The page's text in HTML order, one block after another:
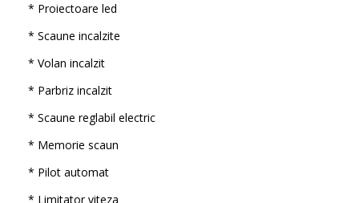
* Proiectoare led
* Scaune incalzite
* Volan incalzit
* Parbriz incalzit
* Scaune reglabil electric
* Memorie scaun
* Pilot automat
* Limitator viteza